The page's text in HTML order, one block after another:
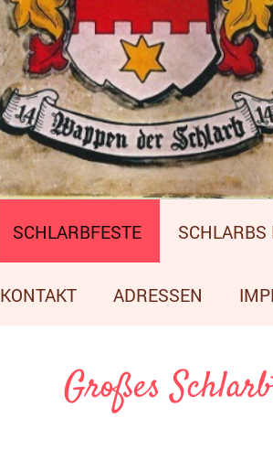
SCHLARBFESTE
KONTAKT ADRESSEN
Großes